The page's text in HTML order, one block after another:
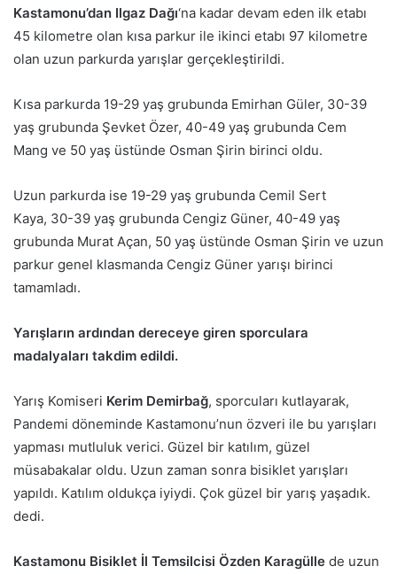
Kastamonu’dan Ilgaz Dağı‘na kadar devam eden ilk etabı
45 kilometre olan kısa parkur ile ikinci etabı 97 kilometre
olan uzun parkurda yarışlar gerçekleştirildi.
Kısa parkurda 19-29 yaş grubunda Emirhan Güler, 30-39
yaş grubunda Şevket Özer, 40-49 yaş grubunda Cem
Mang ve 50 yaş üstünde Osman Şirin birinci oldu.
Uzun parkurda ise 19-29 yaş grubunda Cemil Sert
Kaya, 30-39 yaş grubunda Cengiz Güner, 40-49 yaş
grubunda Murat Açan, 50 yaş üstünde Osman Şirin ve uzun
parkur genel klasmanda Cengiz Güner yarışı birinci
tamamladı.
Yarışların ardından dereceye giren sporculara
madalyaları takdim edildi.
Yarış Komiseri Kerim Demirbağ, sporcuları kutlayarak,
Pandemi döneminde Kastamonu’nun özveri ile bu yarışları
yapması mutluluk verici. Güzel bir katılım, güzel
müsabakalar oldu. Uzun zaman sonra bisiklet yarışları
yapıldı. Katılım oldukça iyiydi. Çok güzel bir yarış yaşadık.
dedi.
Kastamonu Bisiklet İl Temsilcisi Özden Karagülle de uzun